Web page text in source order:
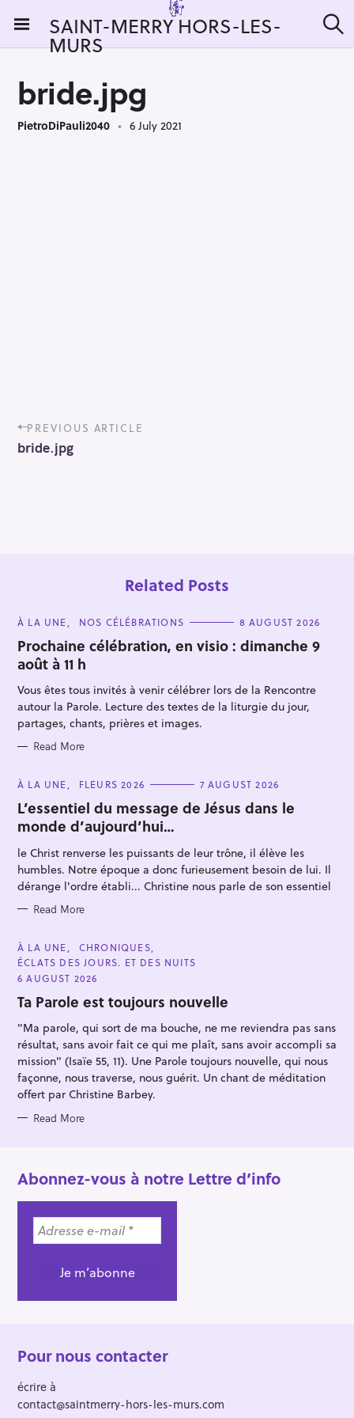
i
SAINT-MERRY HORS-LES-
MURS e
bride.jpg
PietroDiPauli2040 6 July 2021
P
o
s
o
n
PREVIOUS ARTICLE
bride.jpg
Related Posts
C
T
E
G
O
R
I
E
S
À LA UNE NOS CÉLÉBRATIONS 8 AUGUST 2026
Prochaine célébration, en visio : dimanche 9
août à 11 h
Vous êtes tous invités à venir célébrer lors de la Rencontre
autour la Parole. Lecture des textes de la liturgie du jour,
partages, chants, prières et images.
Read More
C
T
E
G
O
R
I
E
S
À LA UNE FLEURS 2026 7 AUGUST 2026
L’essentiel du message de Jésus dans le
monde d’aujourd’hui…
le Christ renverse les puissants de leur trône, il élève les
humbles. Notre époque a donc furieusement besoin de lui. Il
dérange l'ordre établi... Christine nous parle de son essentiel
Read More
C
A
T
E
O
R
E
À LA UNE
CHRONIQUES
ÉCLATS DES JOURS. ET DES NUITS
6 AUGUST 2026
Ta Parole est toujours nouvelle
"Ma parole, qui sort de ma bouche, ne me reviendra pas sans
résultat, sans avoir fait ce qui me plaît, sans avoir accompli sa
mission" (Isaïe 55, 11). Une Parole toujours nouvelle, qui nous
façonne, nous traverse, nous guérit. Un chant de méditation
offert par Christine Barbey.
Read More
Abonnez-vous à notre Lettre d’info
Pour nous contacter
écrire à
contact@saintmerry-hors-les-murs.com
S
e
a
r
c
h
o
r
: